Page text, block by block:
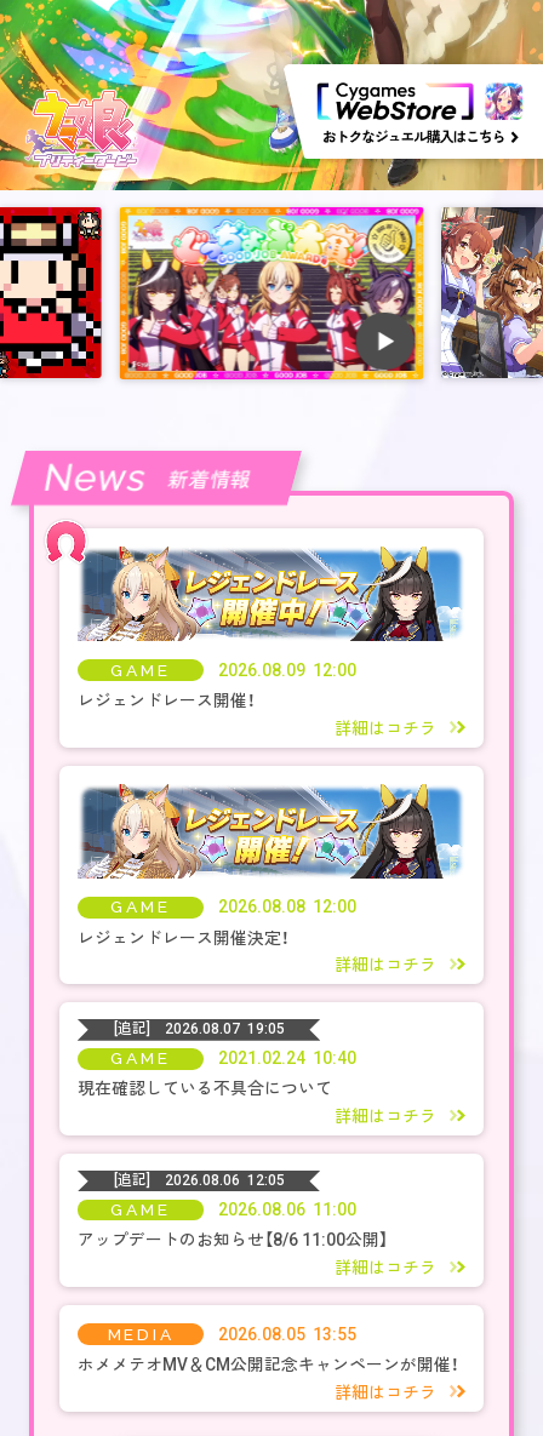
News 新着情報
GAME
2026.08.09 12:00
レジェンドレース開催！
詳細はコチラ
GAME
2026.08.08 12:00
レジェンドレース開催決定！
詳細はコチラ
[追記] 2026.08.07 19:05
GAME
2021.02.24 10:40
現在確認している不具合について
詳細はコチラ
[追記] 2026.08.06 12:05
GAME
2026.08.06 11:00
アップデートのお知らせ【8/6 11:00公開】
詳細はコチラ
MEDIA
2026.08.05 13:55
ホメメテオMV＆CM公開記念キャンペーンが開催！
詳細はコチラ